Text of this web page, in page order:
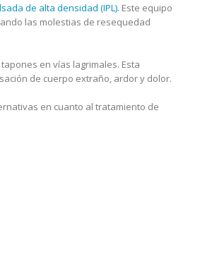
de alta densidad (IPL). Este equipo
las molestias de resequedad
en vías lagrimales. Esta
de cuerpo extraño, ardor y dolor.
en cuanto al tratamiento de